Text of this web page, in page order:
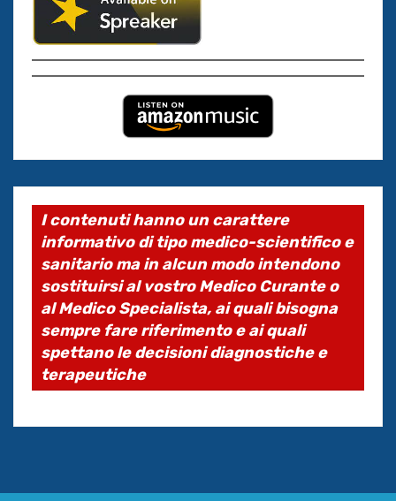
I contenuti hanno un carattere
informativo di tipo medico-scientifico e
sanitario ma in alcun modo intendono
sostituirsi al vostro Medico Curante o
al Medico Specialista, ai quali bisogna
sempre fare riferimento e ai quali
spettano le decisioni diagnostiche e
terapeutiche